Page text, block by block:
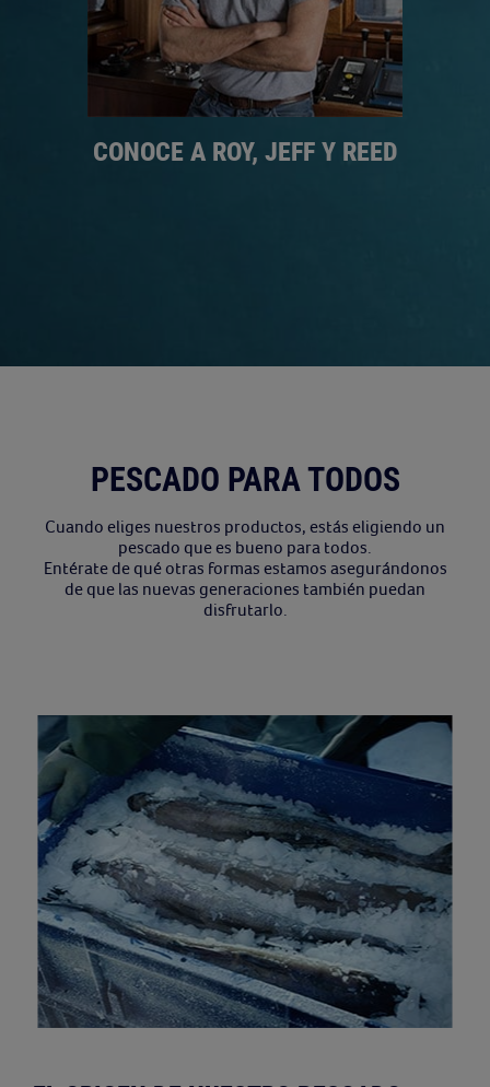
CONOCE A ROY, JEFF Y REED
PESCADO PARA TODOS
Cuando eliges nuestros productos, estás eligiendo un
pescado que es bueno para todos.
Entérate de qué otras formas estamos asegurándonos
de que las nuevas generaciones también puedan
disfrutarlo.